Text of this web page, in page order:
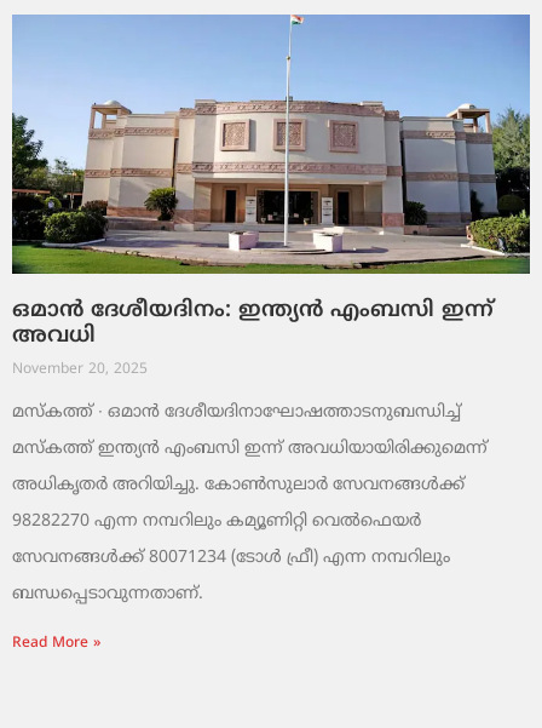
ഒമാൻ ദേശീയദിനം: ഇന്ത്യൻ എംബസി ഇന്ന്
അവധി
November 20, 2025
മസ്‌കത്ത് ∙ ഒമാൻ ദേശീയദിനാഘോഷത്താടനുബന്ധിച്ച്
മസ്‌കത്ത് ഇന്ത്യൻ എംബസി ഇന്ന് അവധിയായിരിക്കുമെന്ന്
അധികൃതർ അറിയിച്ചു. കോൺസുലാർ സേവനങ്ങൾക്ക്
98282270 എന്ന നമ്പറിലും കമ്യൂണിറ്റി വെൽഫെയർ
സേവനങ്ങൾക്ക് 80071234 (ടോൾ ഫ്രീ) എന്ന നമ്പറിലും
ബന്ധപ്പെടാവുന്നതാണ്.
Read More »